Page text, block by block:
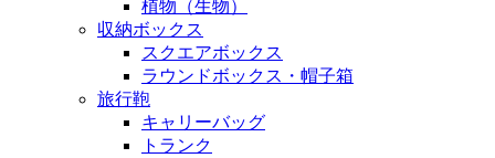
植物（生物）
収納ボックス
スクエアボックス
ラウンドボックス・帽子箱
旅行鞄
キャリーバッグ
トランク